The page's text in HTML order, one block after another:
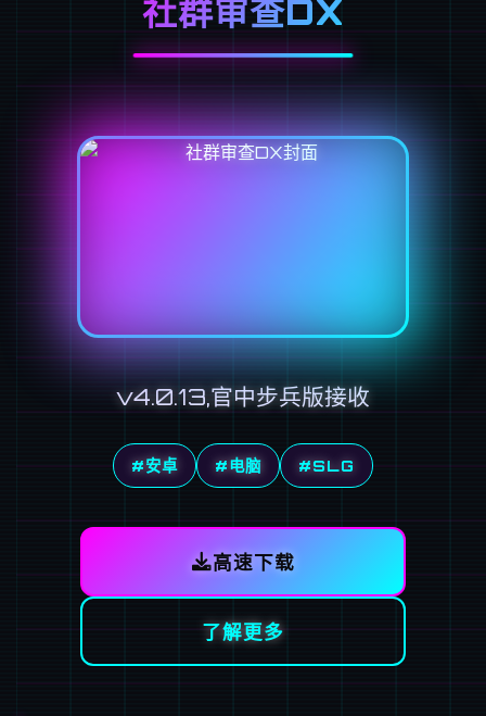
社群审查DX
v4.0.13,官中步兵版接收
#安卓 #电脑 #SLG
高速下载
了解更多